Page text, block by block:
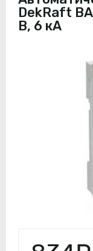
DekRaft
В, 6 кА